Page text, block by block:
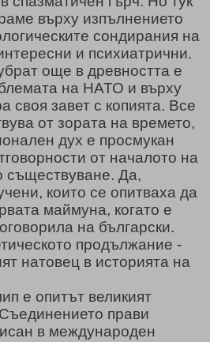
върху изпълнението
сондирания на
и психиатрични.
още в древността е
на НАТО и върху
своя завет с копията. Все
от зората на времето,
дух е просмукан
от началото на
съществуване. Да,
които се опитваха да
маймуна, когато е
на български.
продължание -
натовец в историята на
е опитът великият
прави
в международен